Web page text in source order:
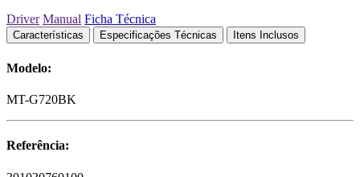
Driver Manual Ficha Técnica
Características Especificações Técnicas Itens Inclusos
Modelo:
MT-G720BK
Referência: